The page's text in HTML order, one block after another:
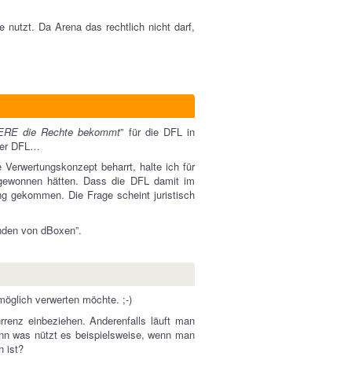
nutzt. Da Arena das rechtlich nicht darf,
die Rechte bekommt” für die DFL in
DFL…
beharrt, halte ich für
hätten. Dass die DFL damit im
gekommen. Die Frage scheint juristisch
von dBoxen”.
verwerten möchte. ;-)
einbeziehen. Anderenfalls läuft man
was nützt es beispielsweise, wenn man
ist?